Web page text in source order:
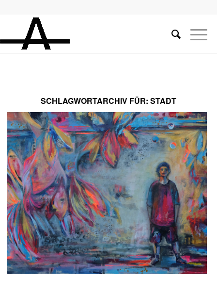
SCHLAGWORTARCHIV FÜR: STADT